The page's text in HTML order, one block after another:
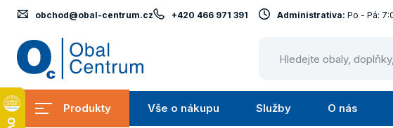
Produkty Vše o nákupu Služby O nás
obchod@obal-centrum.cz +420 466 971 391 Administrativa: Po - Pá: